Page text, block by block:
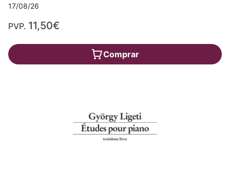
17/08/26
PVP. 11,50€
Comprar